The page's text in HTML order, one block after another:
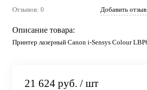
Отзывов: 0 Добавить отзыв
Описание товара:
Принтер лазерный Canon i-Sensys Colour
21 624 руб. / шт